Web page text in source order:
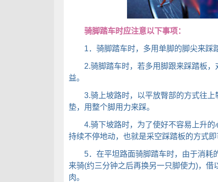
骑脚踏车时应注意以下事项：
1．骑脚踏车时，多用单脚的脚尖来踩
2.骑脚踏车时，若多用脚跟来踩踏板，
益。
3.骑上坡路时，以平放臀部的方式往上
垫，用整个脚用力来踩。
4.骑下坡路时，为了使好不容易上升的
持续不停地动，也就是采空踩踏板的方式
5．在平坦路面骑脚踏车时，由于消耗
来骑(约三分钟之后再换另一只脚使力)，借
肉。